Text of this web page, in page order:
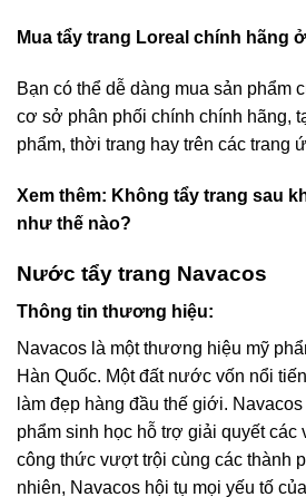
Mua tẩy trang Loreal chính hãng
Bạn có thể dễ dàng mua sản phẩm
cơ sở phân phối chính chính hãng,
phẩm, thời trang hay trên các trang
Xem thêm: Không tẩy trang sau
như thế nào?
Nước tẩy trang Navacos
Thông tin thương hiệu:
Navacos là một thương hiệu mỹ
Hàn Quốc. Một đất nước vốn nổi
làm đẹp hàng đầu thế giới.
phẩm sinh học hỗ trợ giải quyết các
công thức vượt trội cùng các thành
nhiên, Navacos hội tụ mọi yếu tố